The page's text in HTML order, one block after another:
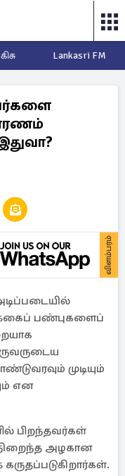
Lankasri FM
விளம்பரம்
பண்புகளைப்
முடியும்
என
பிறந்தவர்கள்
அழகான